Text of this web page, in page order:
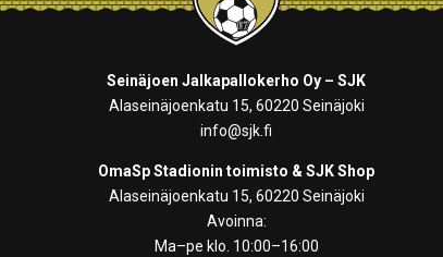
Seinäjoen Jalkapallokerho Oy – SJK
Alaseinäjoenkatu 15, 60220 Seinäjoki
info@sjk.fi
OmaSp Stadionin toimisto & SJK Shop
Alaseinäjoenkatu 15, 60220 Seinäjoki
Avoinna:
Ma–pe klo. 10:00–16:00